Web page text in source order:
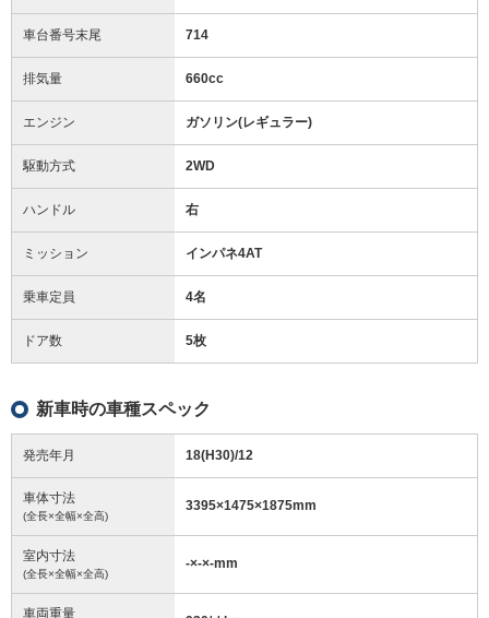
車台番号末尾 714
排気量 660cc
エンジン ガソリン(レギュラー)
駆動方式 2WD
ハンドル 右
ミッション インパネ4AT
乗車定員 4名
ドア数 5枚
新車時の車種スペック
発売年月 18(H30)/12
車体寸法
(全長×全幅×全高)
3395×1475×1875mm
室内寸法
(全長×全幅×全高)
-×-×-mm
車両重量